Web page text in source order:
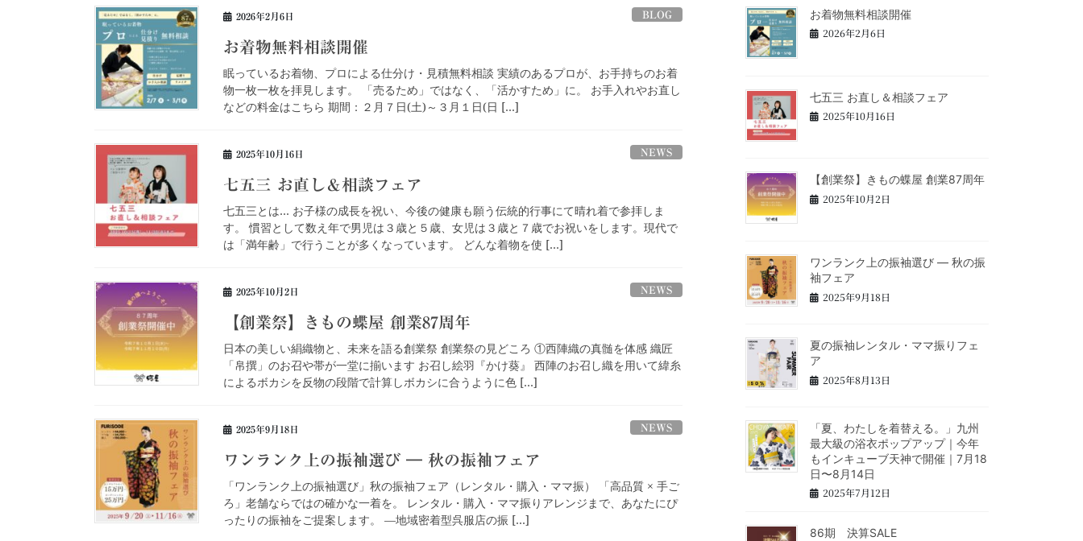
2026年2月6日 BLOG
お着物無料相談開催
眠っているお着物、プロによる仕分け・見積無料相談 実績のあるプロが、お手持ちのお着
物一枚一枚を拝見します。 「売るため」ではなく、「活かすため」に。 お手入れやお直し
などの料金はこちら 期間：２月７日(土)～３月１日(日 […]
2025年10月16日 NEWS
七五三 お直し＆相談フェア
七五三とは… お子様の成長を祝い、今後の健康も願う伝統的行事にて晴れ着で参拝しま
す。 慣習として数え年で男児は３歳と５歳、女児は３歳と７歳でお祝いをします。現代で
は「満年齢」で行うことが多くなっています。 どんな着物を使 […]
2025年10月2日 NEWS
【創業祭】きもの蝶屋 創業87周年
日本の美しい絹織物と、未来を語る創業祭 創業祭の見どころ ①西陣織の真髄を体感 織匠
「帛撰」のお召や帯が一堂に揃います お召し絵羽『かけ葵』 西陣のお召し織を用いて緯糸
によるボカシを反物の段階で計算しボカシに合うように色 […]
2025年9月18日 NEWS
ワンランク上の振袖選び ― 秋の振袖フェア
「ワンランク上の振袖選び」秋の振袖フェア（レンタル・購入・ママ振） 「高品質 × 手ご
ろ」老舗ならではの確かな一着を。 レンタル・購入・ママ振りアレンジまで、あなたにぴ
ったりの振袖をご提案します。 —地域密着型呉服店の振 […]
お着物無料相談開催
2026年2月6日
七五三 お直し＆相談フェア
2025年10月16日
【創業祭】きもの蝶屋 創業87周年
2025年10月2日
ワンランク上の振袖選び ― 秋の振
袖フェア
2025年9月18日
夏の振袖レンタル・ママ振りフェ
ア
2025年8月13日
「夏、わたしを着替える。」九州
最大級の浴衣ポップアップ｜今年
もインキューブ天神で開催｜7月18
日〜8月14日
2025年7月12日
86期 決算SALE